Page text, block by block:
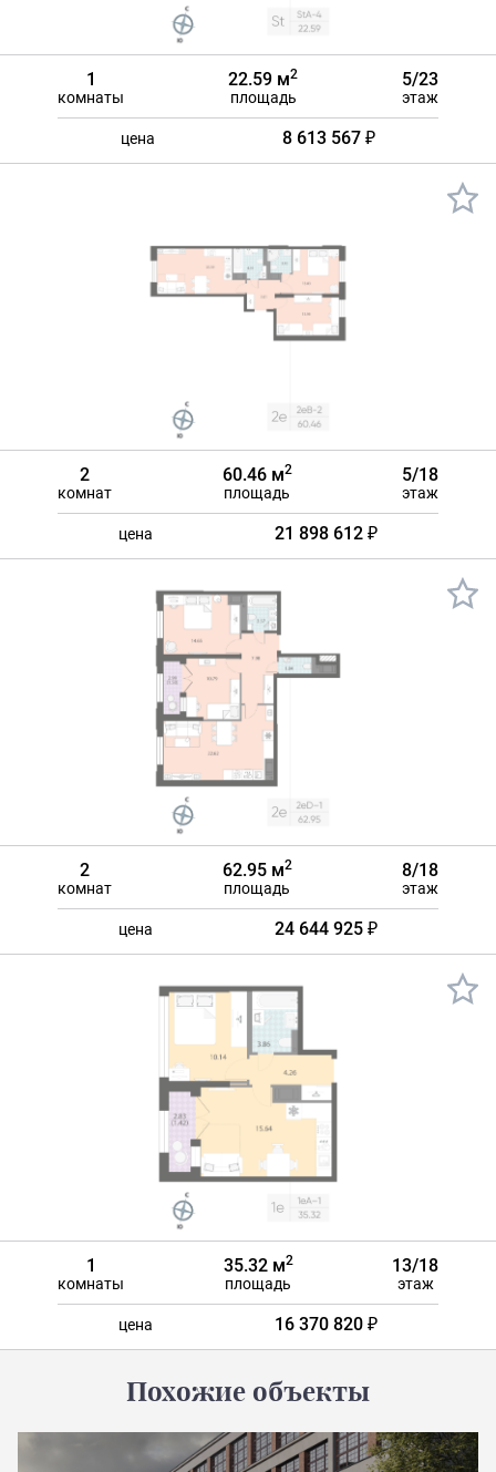
1
комнаты
22.59 м2
площадь
5/23
этаж
цена 8 613 567 ₽
2
комнат
60.46 м2
площадь
5/18
этаж
цена 21 898 612 ₽
2
комнат
62.95 м2
площадь
8/18
этаж
цена 24 644 925 ₽
1
комнаты
35.32 м2
площадь
13/18
этаж
цена 16 370 820 ₽
Похожие объекты